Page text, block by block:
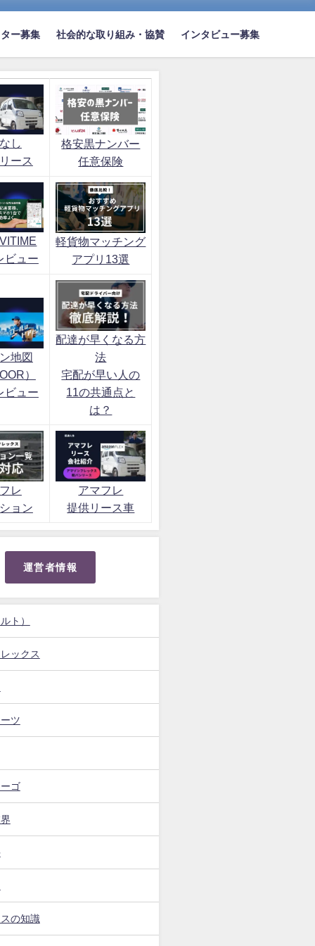
ー募集 社会的な取り組み・協賛 インタビュー募集
し
ース
格安黒ナンバー
任意保険
ビュー
軽貨物マッチング
アプリ13選
地図
）
ビュー
配達が早くなる方
法
宅配が早い人の
11の共通点と
は？
レ
ョン
アマフレ
提供リース車
運営者情報
ト）
ックス
ツ
ゴ
の知識